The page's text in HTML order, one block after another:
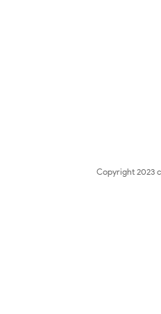
Copyright 2023